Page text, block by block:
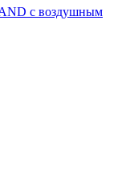
с воздушным